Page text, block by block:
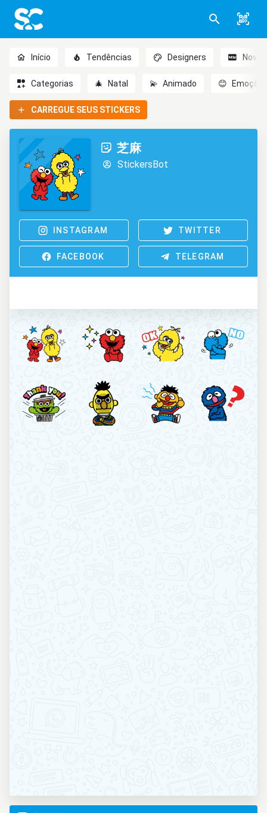
Início Tendências Designers Novo
Categorias 🎄 Natal 💫 Animado 😊
CARREGUE SEUS STICKERS
芝麻
StickersBot
INSTAGRAM TWITTER
FACEBOOK TELEGRAM